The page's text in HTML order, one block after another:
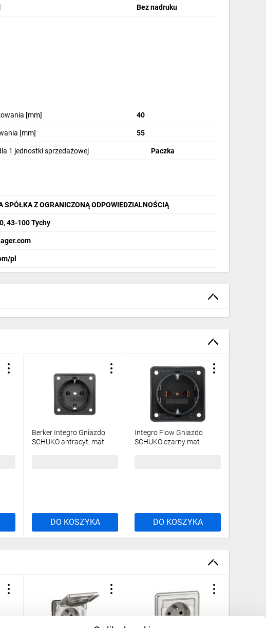
Bez nadruku
[mm] 40
[mm] 55
1 jednostki sprzedażowej Paczka
SPÓŁKA Z OGRANICZONĄ ODPOWIEDZIALNOŚCIĄ
43-100 Tychy
pl
Berker Integro Gniazdo
SCHUKO antracyt, mat
DO KOSZYKA
Integro Flow Gniazdo
SCHUKO czarny mat
DO KOSZYKA